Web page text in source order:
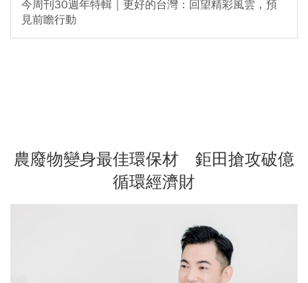
今周刊30週年特輯｜更好的台灣：回望精彩風雲，預
見前瞻行動
農廢物變身最佳環保材 鉅田搶攻破億
循環經濟財